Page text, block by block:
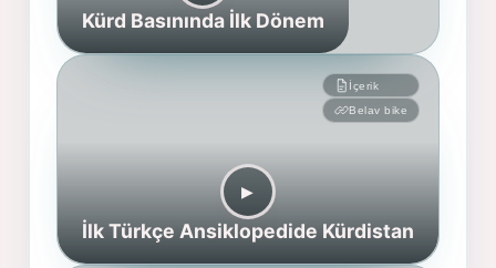
Kürd Basınında İlk Dönem
İçerik
Belav bike
▶︎
İlk Türkçe Ansiklopedide Kürdistan